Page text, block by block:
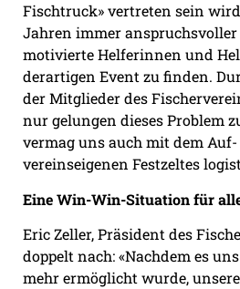
Fischtruck» vertreten sein
Jahren immer anspruchsvoller
motivierte Helferinnen und
derartigen Event zu finden.
der Mitglieder des
nur gelungen dieses Problem
vermag uns auch mit dem
vereinseigenen Festzeltes
Eine Win-Win-Situation für
Eric Zeller, Präsident des
doppelt nach: «Nachdem es
mehr ermöglicht wurde,